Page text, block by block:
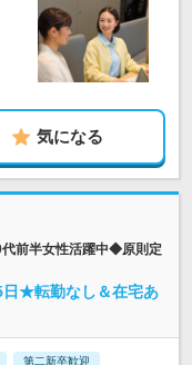
気になる
前半女性活躍中◆原則定
★転勤なし＆在宅あ
第二新卒歓迎